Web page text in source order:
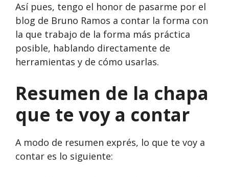
Así pues, tengo el honor de pasarme por el
blog de Bruno Ramos a contar la forma con
la que trabajo de la forma más práctica
posible, hablando directamente de
herramientas y de cómo usarlas.
Resumen de la chapa
que te voy a contar
A modo de resumen exprés, lo que te voy a
contar es lo siguiente: